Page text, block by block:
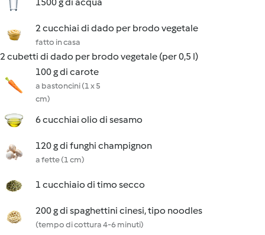
2 cucchiai di dado per brodo vegetale
fatto in casa
2 cubetti di dado per brodo vegetale (per 0,5 l)
100 g di carote
a bastoncini (1 x 5
cm)
6 cucchiai olio di sesamo
120 g di funghi champignon
a fette (1 cm)
1 cucchiaio di timo secco
200 g di spaghettini cinesi, tipo noodles
(tempo di cottura 4-6 minuti)